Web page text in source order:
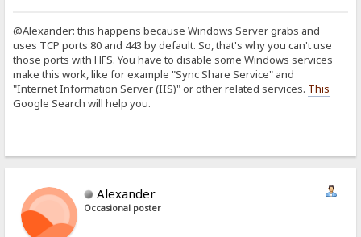
@Alexander: this happens because Windows Server grabs and
uses TCP ports 80 and 443 by default. So, that's why you can't use
those ports with HFS. You have to disable some Windows services
make this work, like for example "Sync Share Service" and
"Internet Information Server (IIS)" or other related services. This
Google Search will help you.
Alexander
Occasional poster